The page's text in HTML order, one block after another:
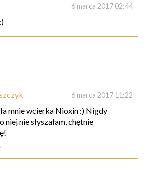
6 marca 2017 02:44
6 marca 2017 11:22
mnie wcierka Nioxin :) Nigdy
niej nie słyszałam, chętnie